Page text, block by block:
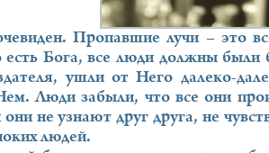
Пропавшие лучи – это
есть Бога, все люди должны
ушли от Него далеко-
Люди забыли, что все они
не узнают друг друга, не
людей.